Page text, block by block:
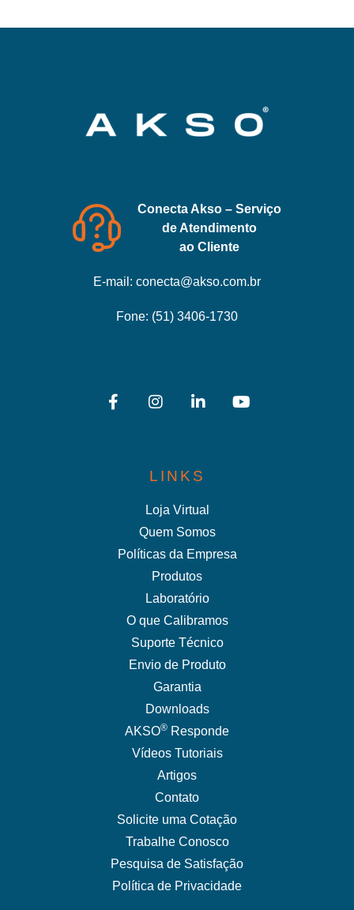
Conecta Akso – Serviço
de Atendimento
ao Cliente
E-mail: conecta@akso.com.br
Fone: (51) 3406-1730
LINKS
Loja Virtual
Quem Somos
Políticas da Empresa
Produtos
Laboratório
O que Calibramos
Suporte Técnico
Envio de Produto
Garantia
Downloads
AKSO® Responde
Vídeos Tutoriais
Artigos
Contato
Solicite uma Cotação
Trabalhe Conosco
Pesquisa de Satisfação
Política de Privacidade